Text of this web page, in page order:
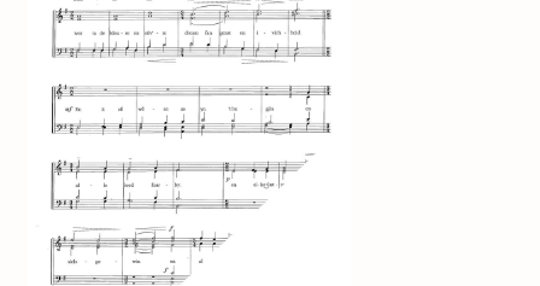
events
contact
mijn account